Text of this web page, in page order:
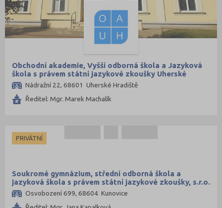
Obchodní akademie, Vyšší odborná škola a Jazyková
škola s právem státní jazykové zkoušky Uherské
Hradiště
Nádražní 22, 68601 Uherské Hradiště
Ředitel: Mgr. Marek Machalík
PRIVÁTNÍ
Soukromé gymnázium, střední odborná škola a
jazyková škola s právem státní jazykové zkoušky, s.r.o.
Osvobození 699, 68604 Kunovice